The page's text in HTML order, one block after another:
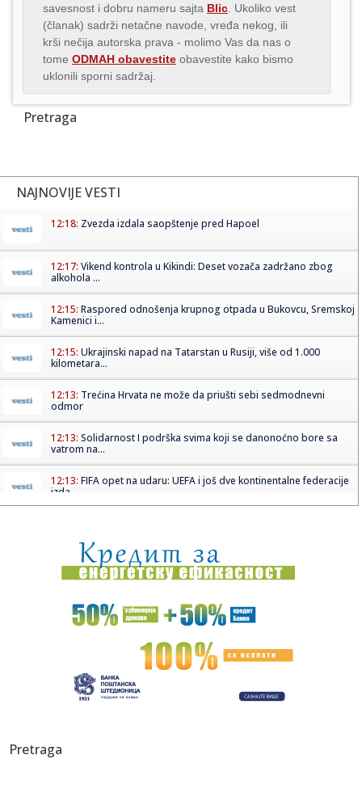
savesnost i dobru nameru sajta Blic . Ukoliko vest
(članak) sadrži netačne navode, vređa nekog, ili
krši nečija autorska prava - molimo Vas da nas o
tome ODMAH obavestite obavestite kako bismo
uklonili sporni sadržaj.
Pretraga
NAJNOVIJE VESTI
12:18: Zvezda izdala saopštenje pred Hapoel
12:17: Vikend kontrola u Kikindi: Deset vozača zadržano zbog
alkohola ...
12:15: Raspored odnošenja krupnog otpada u Bukovcu, Sremskoj
Kamenici i...
12:15: Ukrajinski napad na Tatarstan u Rusiji, više od 1.000
kilometara...
12:13: Trećina Hrvata ne može da priušti sebi sedmodnevni
odmor
12:13: Solidarnost I podrška svima koji se danonoćno bore sa
vatrom na...
12:13: FIFA opet na udaru: UEFA i još dve kontinentalne federacije
izda...
12:05:VIDEO: Test Volvo ES90
12:05:U Nemačkoj pronađena tisa stara više od 1.100 godina
Crno-bele kombinacije ponovo su u trendu: Evo kako ćemo
12:02:ZVEZDA IZDALA VAŽNO UPOZORENJE: Navijači pred Hapoel
pucala ...
Pretraga